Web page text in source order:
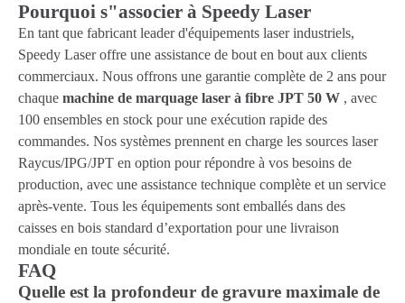
Pourquoi s"associer à Speedy Laser
En tant que fabricant leader d'équipements laser industriels,
Speedy Laser offre une assistance de bout en bout aux clients
commerciaux. Nous offrons une garantie complète de 2 ans pour
chaque machine de marquage laser à fibre JPT 50 W , avec
100 ensembles en stock pour une exécution rapide des
commandes. Nos systèmes prennent en charge les sources laser
Raycus/IPG/JPT en option pour répondre à vos besoins de
production, avec une assistance technique complète et un service
après-vente. Tous les équipements sont emballés dans des
caisses en bois standard d’exportation pour une livraison
mondiale en toute sécurité.
FAQ
Quelle est la profondeur de gravure maximale de